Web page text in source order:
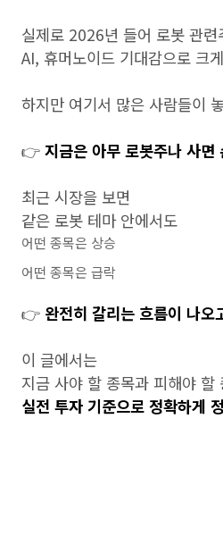
실제로 2026년 들어 로봇 관련
AI, 휴머노이드 기대감으로 크
하지만 여기서 많은 사람들이
👉 지금은 아무 로봇주나 사면
최근 시장을 보면
같은 로봇 테마 안에서도
어떤 종목은 상승
어떤 종목은 급락
👉 완전히 갈리는 흐름이 나오
이 글에서는
지금 사야 할 종목과 피해야 할
실전 투자 기준으로 정확하게